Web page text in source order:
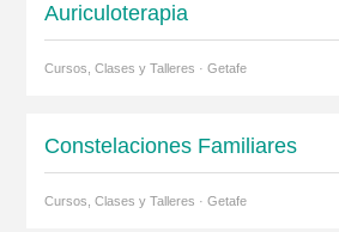
Auriculoterapia
Cursos, Clases y Talleres · Getafe
Constelaciones Familiares
Cursos, Clases y Talleres · Getafe